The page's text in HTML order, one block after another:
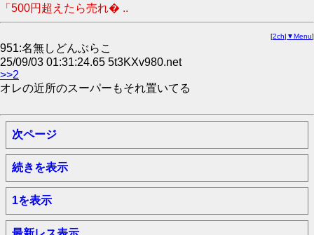
「500円超えたら売れ� ..
[2ch| ▼Menu]
951:名無しどんぶらこ
25/09/03 01:31:24.65 5t3KXv980.net
>>2
オレの近所のスーパーもそれ置いてる
次ページ
続きを表示
1を表示